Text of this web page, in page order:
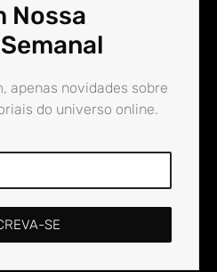
Nossa
apenas novidades sobre
do universo online.
SE